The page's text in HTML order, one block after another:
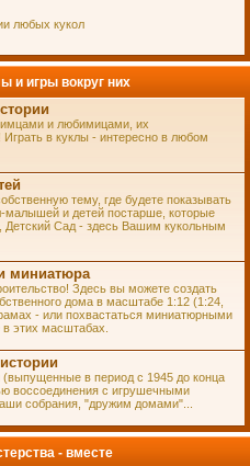
любых кукол
и игры вокруг них
и любимицами, их
в куклы - интересно в любом
тему, где будете показывать
малышей и детей постарше, которые
Детский Сад - здесь Вашим кукольным
миниатюра
Здесь вы можете создать
дома в масштабе 1:12 (1:24,
- или похвастаться миниатюрными
этих масштабах.
в период с 1945 до конца
воссоединения с игрушечными
собрания, "дружим домами"...
- вместе